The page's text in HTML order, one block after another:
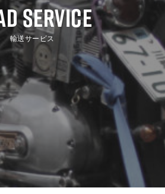
SERVICE
輸送サービス